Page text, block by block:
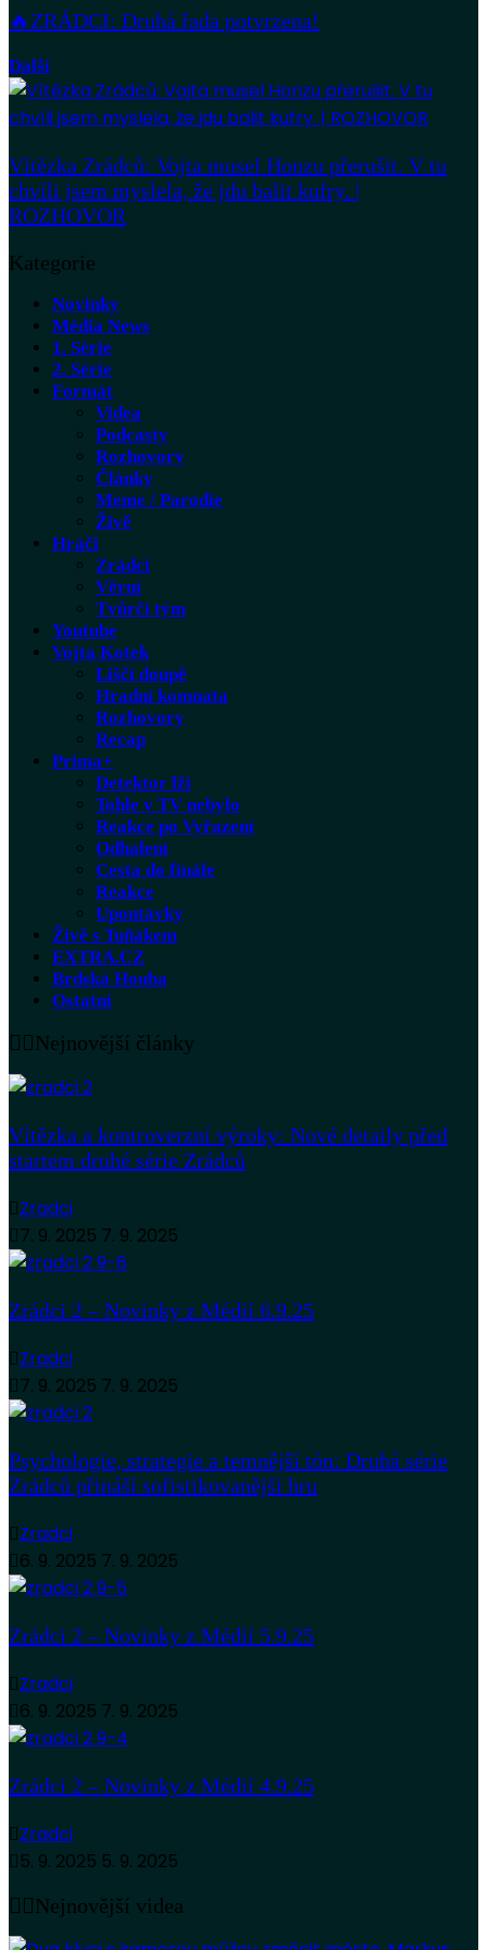
🔥ZRÁDCI: Druhá řada potvrzena!
Další
Vítězka Zrádců: Vojta musel Honzu přerušit. V tu
chvíli jsem myslela, že jdu balit kufry. |
ROZHOVOR
Kategorie
Novinky
Média News
1. Série
2. Série
Formát
Videa
Podcasty
Rozhovory
Články
Meme / Parodie
Živě
Hráči
Zrádci
Věrní
Tvůrčí tým
Youtube
Vojta Kotek
Liščí doupě
Hradní komnata
Rozhovory
Recap
Prima+
Detektor lži
Tohle v TV nebylo
Reakce po Vyřazení
Odhalení
Cesta do finále
Reakce
Upoutávky
Živě s Tuňákem
EXTRA.CZ
Brdská Houba
Ostatní
Nejnovější články
Vítězka a kontroverzní výroky: Nové detaily před
startem druhé série Zrádců
Zradci
7. 9. 2025 7. 9. 2025
Zrádci 2 – Novinky z Médií 6.9.25
Zradci
7. 9. 2025 7. 9. 2025
Psychologie, strategie a temnější tón: Druhá série
Zrádců přináší sofistikovanější hru
Zradci
6. 9. 2025 7. 9. 2025
Zrádci 2 – Novinky z Médií 5.9.25
Zradci
6. 9. 2025 7. 9. 2025
Zrádci 2 – Novinky z Médií 4.9.25
Zradci
5. 9. 2025 5. 9. 2025
Nejnovější videa